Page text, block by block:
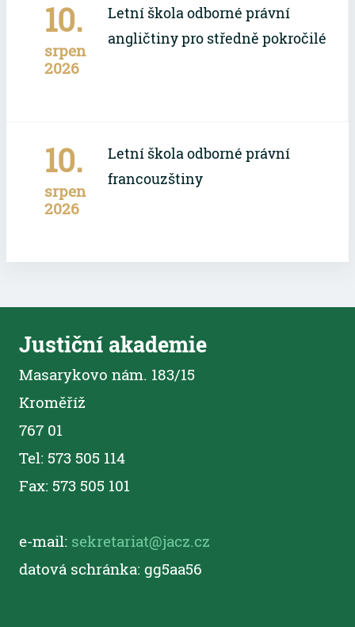
10.
srpen
2026
Letní škola odborné právní
angličtiny pro středně pokročilé
10.
srpen
2026
Letní škola odborné právní
francouzštiny
Justiční akademie
Masarykovo nám. 183/15
Kroměříž
767 01
Tel: 573 505 114
Fax: 573 505 101
e-mail: sekretariat@jacz.cz
datová schránka: gg5aa56